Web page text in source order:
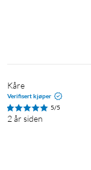
Kåre
Verifisert kjøper
5/5
2 år siden